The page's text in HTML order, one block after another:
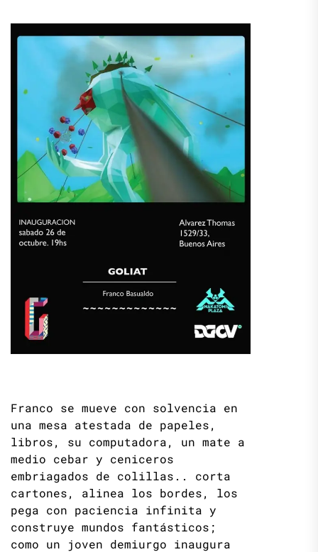
Franco se mueve con solvencia en
una mesa atestada de papeles,
libros, su computadora, un mate a
medio cebar y ceniceros
embriagados de colillas.. corta
cartones, alinea los bordes, los
pega con paciencia infinita y
construye mundos fantásticos;
como un joven demiurgo inaugura